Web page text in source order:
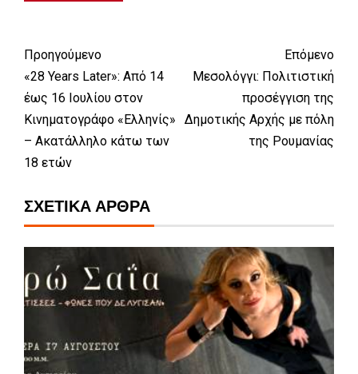
Προηγούμενο
«28 Years Later»: Από 14
έως 16 Ιουλίου στον
Κινηματογράφο «Ελληνίς»
– Ακατάλληλο κάτω των
18 ετών
Επόμενο
Μεσολόγγι: Πολιτιστική
προσέγγιση της
Δημοτικής Αρχής με πόλη
της Ρουμανίας
ΣΧΕΤΙΚΆ ΆΡΘΡΑ